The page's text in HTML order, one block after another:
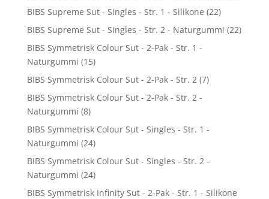
BIBS Supreme Sut - Singles - Str. 1 - Silikone (22)
BIBS Supreme Sut - Singles - Str. 2 - Naturgummi (22)
BIBS Symmetrisk Colour Sut - 2-Pak - Str. 1 -
Naturgummi (15)
BIBS Symmetrisk Colour Sut - 2-Pak - Str. 2 (7)
BIBS Symmetrisk Colour Sut - 2-Pak - Str. 2 -
Naturgummi (8)
BIBS Symmetrisk Colour Sut - Singles - Str. 1 -
Naturgummi (24)
BIBS Symmetrisk Colour Sut - Singles - Str. 2 -
Naturgummi (24)
BIBS Symmetrisk Infinity Sut - 2-Pak - Str. 1 - Silikone